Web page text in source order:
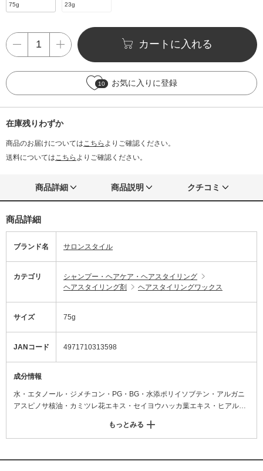
75g 23g
カートに入れる
10 お気に入りに登録
在庫残りわずか
商品のお届けについては こちら よりご確認ください。
送料については こちら よりご確認ください。
商品詳細 商品説明 クチコミ
商品詳細
ブランド名 サロンスタイル
カテゴリ
シャンプー・ヘアケア・ヘアスタイリング
ヘアスタイリング剤
ヘアスタイリングワックス
サイズ 75g
JANコード 4971710313598
成分情報
水・エタノール・ジメチコン・PG・BG・水添ポリイソブテン・アルガニ
アスピノサ核油・カミツレ花エキス・セイヨウハッカ葉エキス・ヒアルロ
水添ヒマシ油・PVP・(アクリル酸Na/アクリロイルジメチルタウリンNa)
コポリマー・アクリレーツコポリマーAMP・イソプロパノール・イソヘキ
もっとみる